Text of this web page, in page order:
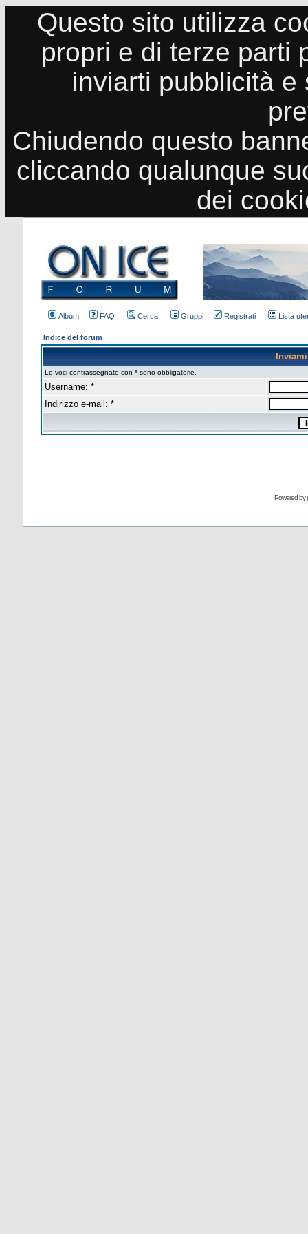
Questo sito utilizza
propri e di terze parti
inviarti pubblicità
Chiudendo questo
cliccando qualunque
dei
Album FAQ Cerca Gruppi Registrati Lista
Indice del forum
Le voci contrassegnate con * sono obbligatorie.
Username: *
Indirizzo e-mail: *
Powered by